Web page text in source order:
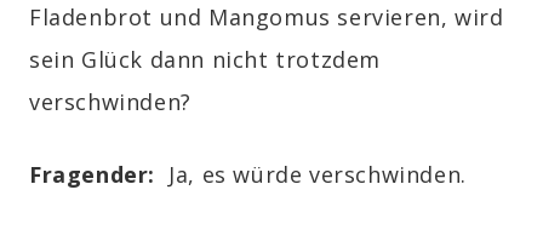
Fladenbrot und Mangomus servieren, wird
sein Glück dann nicht trotzdem
verschwinden?
Fragender: Ja, es würde verschwinden.